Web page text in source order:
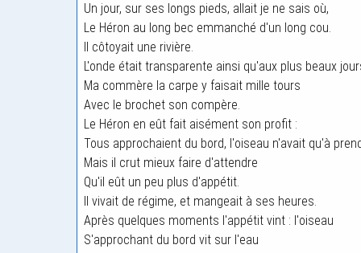
Un jour, sur ses longs pieds, allait je ne sais où,
Le Héron au long bec emmanché d'un long cou.
Il côtoyait une rivière.
L'onde était transparente ainsi qu'aux plus beaux
Ma commère la carpe y faisait mille tours
Avec le brochet son compère.
Le Héron en eût fait aisément son profit :
Tous approchaient du bord, l'oiseau n'avait qu'à
Mais il crut mieux faire d'attendre
Qu'il eût un peu plus d'appétit.
Il vivait de régime, et mangeait à ses heures.
Après quelques moments l'appétit vint : l'oiseau
S'approchant du bord vit sur l'eau